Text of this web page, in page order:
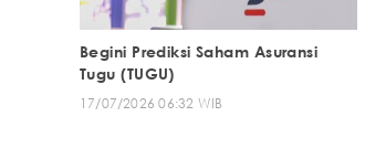
Begini Prediksi Saham Asuransi
Tugu (TUGU)
17/07/2026 06:32 WIB